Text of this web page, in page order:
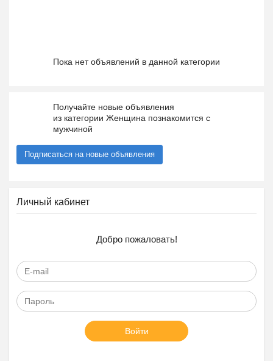
Пока нет объявлений в данной категории
Получайте новые объявления
из категории Женщина познакомится с
мужчиной
Подписаться на новые объявления
Личный кабинет
Добро пожаловать!
Войти